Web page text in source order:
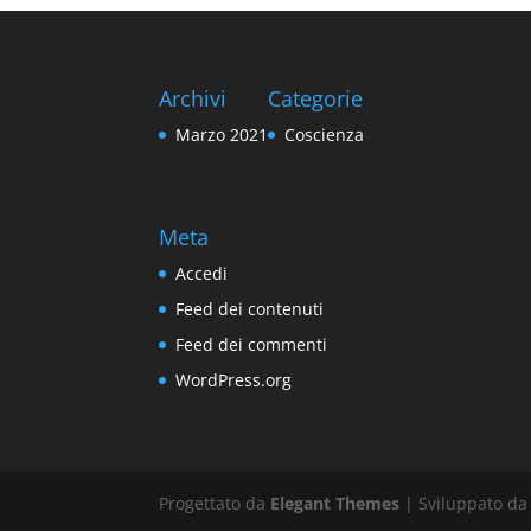
Archivi
Marzo 2021
Categorie
Coscienza
Meta
Accedi
Feed dei contenuti
Feed dei commenti
WordPress.org
Progettato da Elegant Themes | Sviluppato